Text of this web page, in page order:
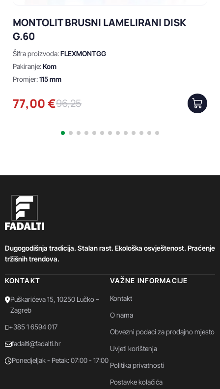
MONTOLIT BRUSNI LAMELIRANI DISK
G.60
Šifra proizvoda:FLEXMONTGG
Pakiranje:Kom
Promjer:115 mm
77,00 €96,25
Dugogodišnja tradicija. Stalan rast. Ekološka osvještenost. Praćenje
tržišnih trendova.
KONTAKT
Puškarićeva 15, 10250 Lučko –
Zagreb
+385 1 6594 017
fadalti@fadalti.hr
Ponedjeljak - Petak: 07:00 - 17:00
VAŽNE INFORMACIJE
Kontakt
O nama
Obvezni podaci za prodajno mjesto
Uvjeti korištenja
Politika privatnosti
Postavke kolačića